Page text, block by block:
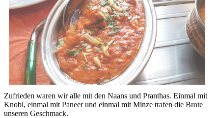
Zufrieden waren wir alle mit den Naans und Pranthas. Einmal mit
Knobi, einmal mit Paneer und einmal mit Minze trafen die Brote
unseren Geschmack.